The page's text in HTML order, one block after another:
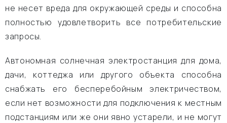
не несет вреда для окружающей среды и способна
полностью удовлетворить все потребительские
запросы.
Автономная солнечная электростанция для дома,
дачи, коттеджа или другого объекта способна
снабжать его бесперебойным электричеством,
если нет возможности для подключения к местным
подстанциям или же они явно устарели, и не могут